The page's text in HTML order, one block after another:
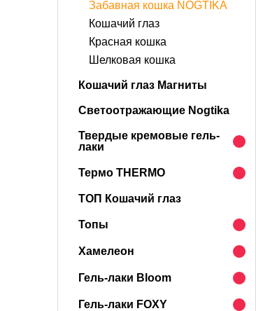
Забавная кошка NOGTIKA
Кошачий глаз
Красная кошка
Шелковая кошка
Кошачий глаз Магниты
Светоотражающие Nogtika
Твердые кремовые гель-
лаки
Термо THERMO
ТОП Кошачий глаз
Топы
Хамелеон
Гель-лаки Bloom
Гель-лаки FOXY